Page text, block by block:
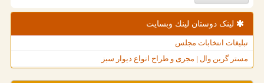
لینک دوستان لینك وبسایت
تبلیغات انتخابات مجلس
مستر گرین وال | مجری و طراح انواع دیوار سبز